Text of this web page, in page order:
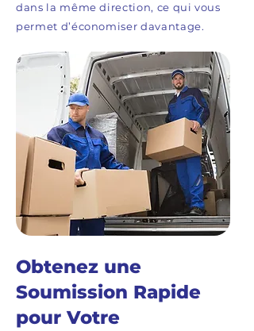
dans la même direction, ce qui vous
permet d’économiser davantage.
Obtenez une
Soumission Rapide
pour Votre